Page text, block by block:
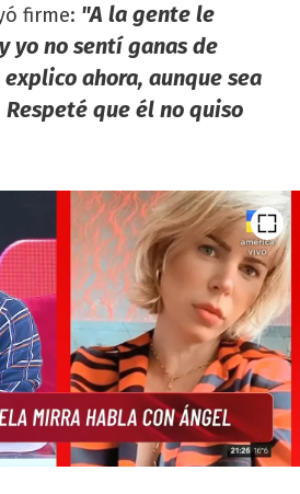
firme: "A la gente le
yo no sentí ganas de
ahora, aunque sea
que él no quiso